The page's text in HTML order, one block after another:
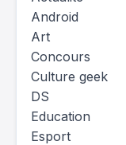
Android
Art
Concours
Culture geek
DS
Education
Esport